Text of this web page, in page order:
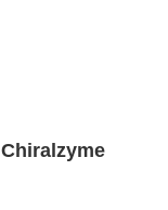
Chiralzyme